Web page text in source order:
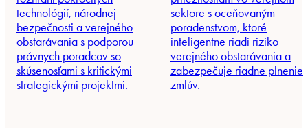
technológií, národnej
bezpečnosti a verejného
obstarávania s podporou
právnych poradcov so
skúsenosťami s kritickými
strategickými projektmi.
sektore s oceňovaným
poradenstvom, ktoré
inteligentne riadi riziko
verejného obstarávania a
zabezpečuje riadne plnenie
zmlúv.